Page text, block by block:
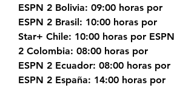
ESPN 2 Bolivia: 09:00 horas por
ESPN 2 Brasil: 10:00 horas por
Star+ Chile: 10:00 horas por ESPN
2 Colombia: 08:00 horas por
ESPN 2 Ecuador: 08:00 horas por
ESPN 2 España: 14:00 horas por